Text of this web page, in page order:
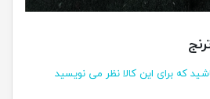
که برای این کالا نظر می نویسید